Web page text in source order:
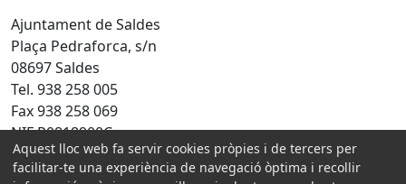
Ajuntament de Saldes
Plaça Pedraforca, s/n
08697 Saldes
Tel. 938 258 005
Fax 938 258 069
NIF P0818900C
Amb la col·laboració de:
Aquest lloc web fa servir cookies pròpies i de tercers per
facilitar-te una experiència de navegació òptima i recollir